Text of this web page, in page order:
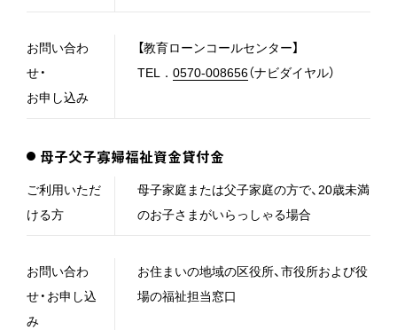
お問い合わ
せ・
お申し込み
【教育ローンコールセンター】
TEL． 0570-008656（ナビダイヤル）
母子父子寡婦福祉資金貸付金
ご利用いただ
ける方
母子家庭または父子家庭の方で、20歳未満
のお子さまがいらっしゃる場合
お問い合わ
せ・お申し込
み
お住まいの地域の区役所、市役所および役
場の福祉担当窓口